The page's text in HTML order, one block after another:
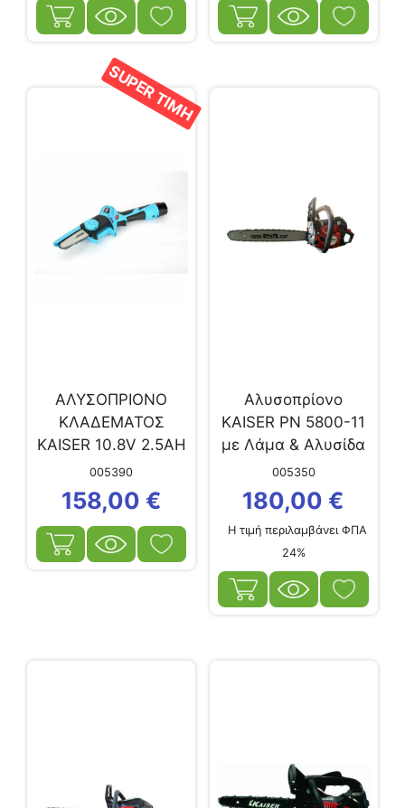
SUPER ΤΙΜΗ
ΑΛΥΣΟΠΡΙΟΝΟ
ΚΛΑΔΕΜΑΤΟΣ
KAISER 10.8V 2.5AH
005390
158,00 €
Αλυσοπρίονο
KAISER PN 5800-11
με Λάμα & Αλυσίδα
20”
005350
180,00 €
Η τιμή περιλαμβάνει ΦΠΑ
24%